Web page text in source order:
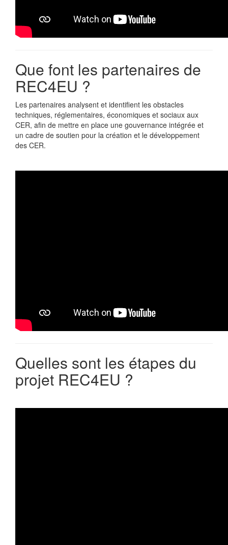
Que font les partenaires de
REC4EU ?
Les partenaires analysent et identifient les obstacles
techniques, réglementaires, économiques et sociaux aux
CER, afin de mettre en place une gouvernance intégrée et
un cadre de soutien pour la création et le développement
des CER.
Quelles sont les étapes du
projet REC4EU ?